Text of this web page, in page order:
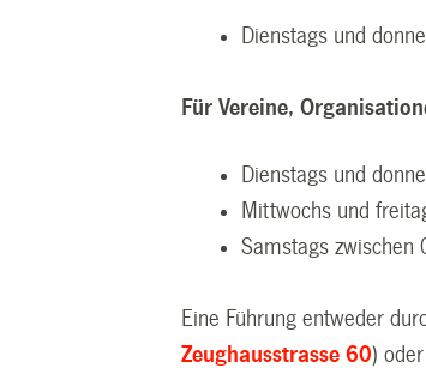
Dienstags und
Für Vereine,
Dienstags und
Mittwochs und
Samstags
Eine Führung entweder
Zeughausstrasse 60)